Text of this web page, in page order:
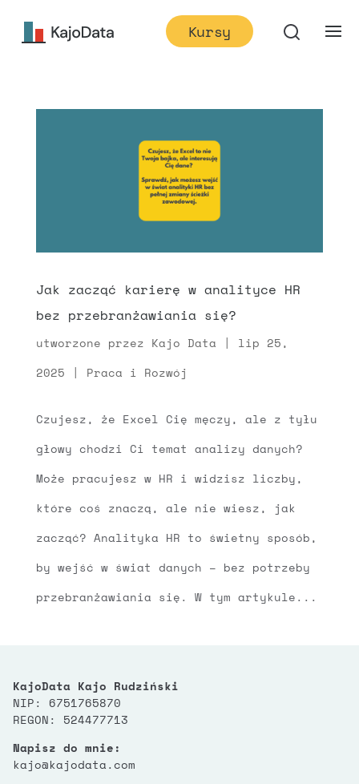
Kursy
Jak zacząć karierę w analityce HR
bez przebranżawiania się?
utworzone przez Kajo Data | lip 25,
2025 | Praca i Rozwój
Czujesz, że Excel Cię męczy, ale z tyłu
głowy chodzi Ci temat analizy danych?
Może pracujesz w HR i widzisz liczby,
które coś znaczą, ale nie wiesz, jak
zacząć? Analityka HR to świetny sposób,
by wejść w świat danych – bez potrzeby
przebranżawiania się. W tym artykule...
KajoData Kajo Rudziński
NIP: 6751765870
REGON: 524477713
Napisz do mnie:
kajo@kajodata.com